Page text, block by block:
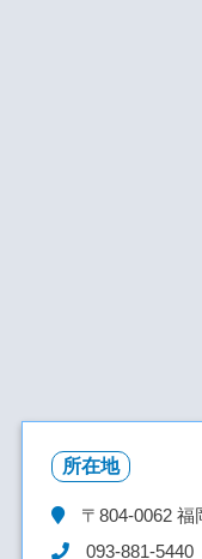
所在地
〒804-0062福
093-881-5440